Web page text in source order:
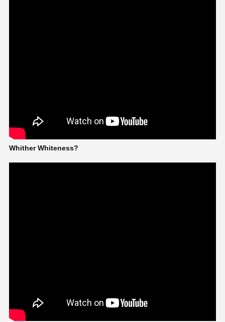
Whither Whiteness?